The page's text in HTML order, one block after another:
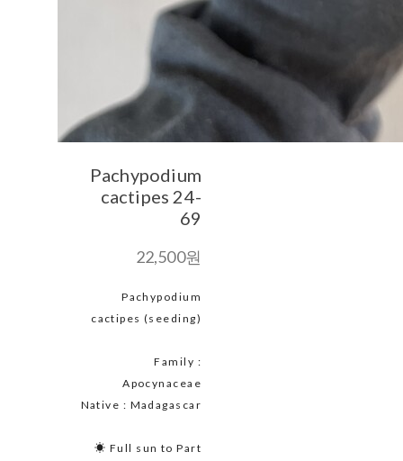
Pachypodium
cactipes 24-
69
22,500원
Pachypodium
cactipes (seeding)
Family :
Apocynaceae
Native : Madagascar
☀ Full sun to Part